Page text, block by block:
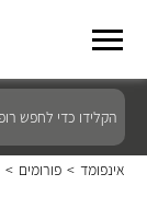
הקלידו
כדי
לחפש
רופאים,
מידע
אינפומד > פורומים >